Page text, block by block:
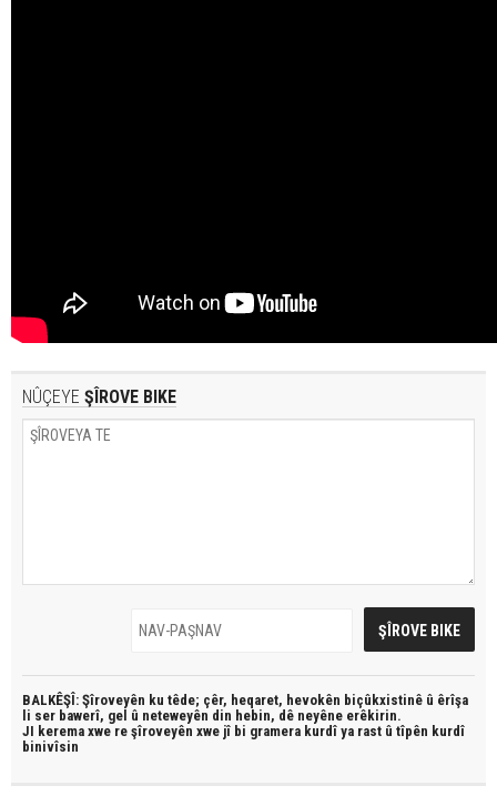
NÛÇEYE ŞÎROVE BIKE
BALKÊŞÎ: Şîroveyên ku têde; çêr, heqaret, hevokên biçûkxistinê û êrîşa
li ser bawerî, gel û neteweyên din hebin, dê neyêne erêkirin.
JI kerema xwe re şîroveyên xwe jî bi gramera kurdî ya rast û tîpên kurdî
binivîsin